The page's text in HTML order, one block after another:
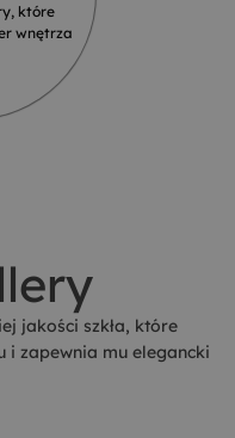
które
wnętrza
jakości szkła, które
i zapewnia mu elegancki